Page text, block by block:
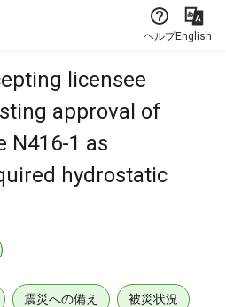
ヘルプEnglish
licensee
approval of
N416-1 as
hydrostatic
震災への備え 被災状況